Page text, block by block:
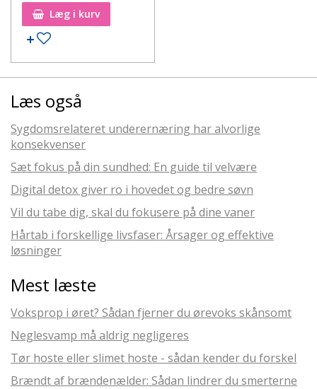
Læg i kurv
Læs også
Sygdomsrelateret underernæring har alvorlige
konsekvenser
Sæt fokus på din sundhed: En guide til velvære
Digital detox giver ro i hovedet og bedre søvn
Vil du tabe dig, skal du fokusere på dine vaner
Hårtab i forskellige livsfaser: Årsager og effektive
løsninger
Mest læste
Voksprop i øret? Sådan fjerner du ørevoks skånsomt
Neglesvamp må aldrig negligeres
Tør hoste eller slimet hoste - sådan kender du forskel
Brændt af brændenælder: Sådan lindrer du smerterne